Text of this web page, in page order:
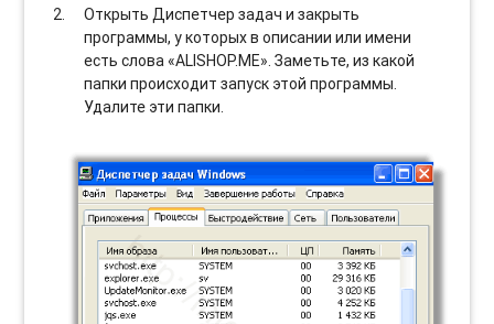
Открыть Диспетчер задач и закрыть
программы, у которых в описании или имени
есть слова «ALISHOP.ME». Заметьте, из какой
папки происходит запуск этой программы.
Удалите эти папки.